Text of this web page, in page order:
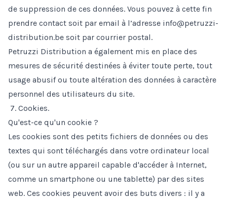
de suppression de ces données. Vous pouvez à cette fin
prendre contact soit par email à l’adresse info@petruzzi-
distribution.be soit par courrier postal.
Petruzzi Distribution a également mis en place des
mesures de sécurité destinées à éviter toute perte, tout
usage abusif ou toute altération des données à caractère
personnel des utilisateurs du site.
7. Cookies.
Qu'est-ce qu'un cookie ?
Les cookies sont des petits fichiers de données ou des
textes qui sont téléchargés dans votre ordinateur local
(ou sur un autre appareil capable d'accéder à Internet,
comme un smartphone ou une tablette) par des sites
web. Ces cookies peuvent avoir des buts divers : il y a